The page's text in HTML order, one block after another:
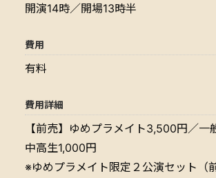
開演14時／開場13時半
費用
有料
費用詳細
【前売】ゆめプラメイト3,500円／
中高生1,000円
※ゆめプラメイト限定２公演セット（